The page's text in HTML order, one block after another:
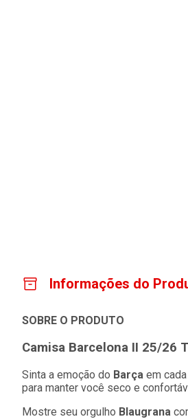
Informações do
SOBRE O PRODUTO
Camisa Barcelona II 25/26
Sinta a emoção do Barça em
para manter você seco e
Mostre seu orgulho Blaugrana